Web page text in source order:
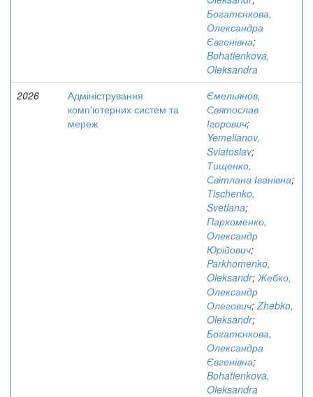
Богатєнкова,
Олександра
Євгенівна;
Bohatienkova,
Oleksandra
2026
Адміністрування
комп'ютерних систем та
мереж
Ємельянов,
Святослав
Ігорович;
Yemelianov,
Sviatoslav;
Тищенко,
Світлана Іванівна;
Tischenko,
Svetlana;
Пархоменко,
Олександр
Юрійович;
Parkhomenko,
Oleksandr;Жебко,
Олександр
Олегович;Zhebko,
Oleksandr;
Богатєнкова,
Олександра
Євгенівна;
Bohatienkova,
Oleksandra